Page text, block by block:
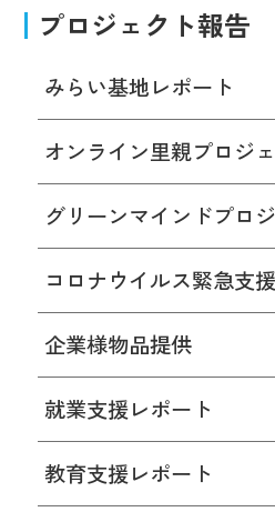
プロジェクト報告
みらい基地レポート
オンライン里親プロジ
グリーンマインドプロ
コロナウイルス緊急支
企業様物品提供
就業支援レポート
教育支援レポート